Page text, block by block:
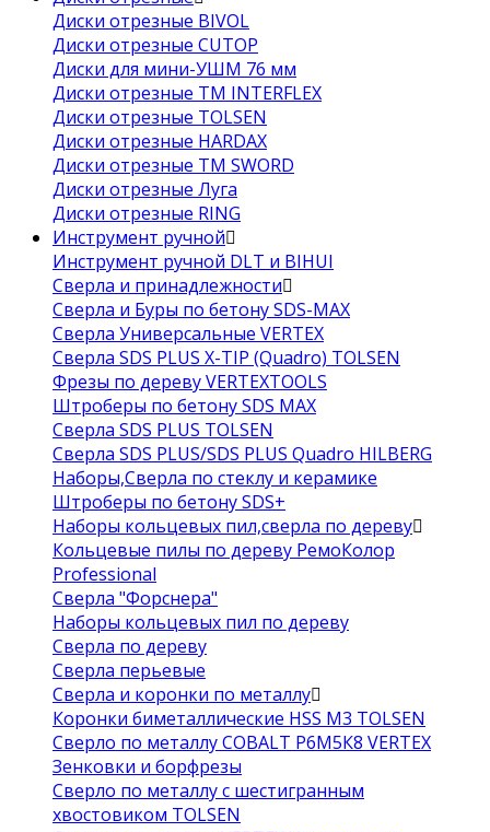
Диски отрезные BIVOL
Диски отрезные CUTOP
Диски для мини-УШМ 76 мм
Диски отрезные ТМ INTERFLEX
Диски отрезные TOLSEN
Диски отрезные HARDAX
Диски отрезные ТМ SWORD
Диски отрезные Луга
Диски отрезные RING
Инструмент ручной
Инструмент ручной DLT и BIHUI
Сверла и принадлежности
Сверла и Буры по бетону SDS-MAX
Сверла Универсальные VERTEX
Сверла SDS PLUS X-TIP (Quadro) TOLSEN
Фрезы по дереву VERTEXTOOLS
Штроберы по бетону SDS MAX
Сверла SDS PLUS TOLSEN
Сверла SDS PLUS/SDS PLUS Quadro HILBERG
Наборы,Сверла по стеклу и керамике
Штроберы по бетону SDS+
Наборы кольцевых пил,сверла по дереву
Кольцевые пилы по дереву РемоКолор
Professional
Сверла "Форснера"
Наборы кольцевых пил по дереву
Сверла по дереву
Сверла перьевые
Сверла и коронки по металлу
Коронки биметаллические HSS M3 TOLSEN
Сверло по металлу COBALT Р6М5К8 VERTEX
Зенковки и борфрезы
Сверло по металлу с шестигранным
хвостовиком TOLSEN